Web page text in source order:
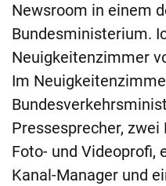
Newsroom in einem
Bundesministerium.
Neuigkeitenzimmer
Im
Pressesprecher,
Foto- und Videoprofi,
Kanal-Manager und